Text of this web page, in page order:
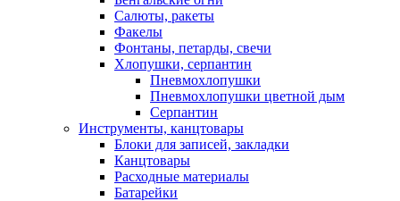
Салюты, ракеты
Факелы
Фонтаны, петарды, свечи
Хлопушки, серпантин
Пневмохлопушки
Пневмохлопушки цветной дым
Серпантин
Инструменты, канцтовары
Блоки для записей, закладки
Канцтовары
Расходные материалы
Батарейки